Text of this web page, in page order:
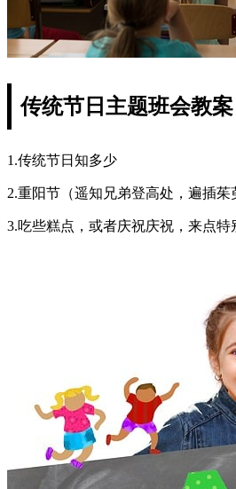
传统节日主题班会教案
1.传统节日知多少
2.重阳节（遥知兄弟登高处，遍插茱
3.吃些糕点，或者庆祝庆祝，来点特